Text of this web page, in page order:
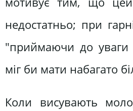
недостатньо; при
"приймаючи до уваги
міг би мати набагато
Коли висувають